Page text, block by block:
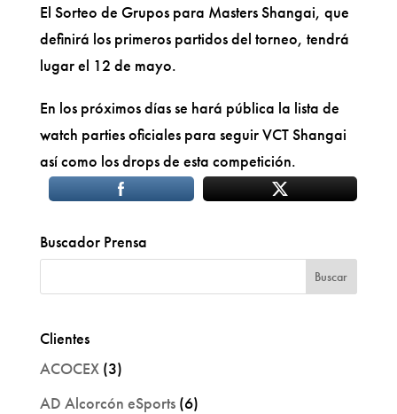
El Sorteo de Grupos para Masters Shangai, que
definirá los primeros partidos del torneo, tendrá
lugar el 12 de mayo.
En los próximos días se hará pública la lista de
watch parties oficiales para seguir VCT Shangai
así como los drops de esta competición.
Buscador Prensa
Clientes
ACOCEX(3)
AD Alcorcón eSports(6)